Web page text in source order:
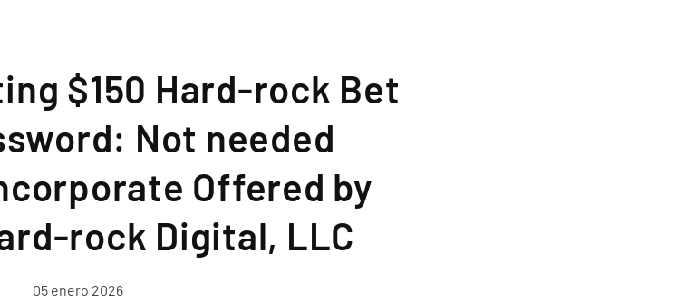
$150 Hard-rock Bet
Not needed
Offered by
rock Digital, LLC
05 enero 2026